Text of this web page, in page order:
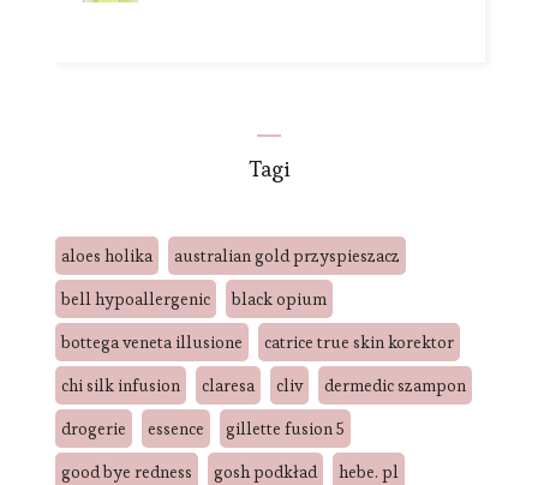
Tagi
aloes holika
australian gold przyspieszacz
bell hypoallergenic
black opium
bottega veneta illusione
catrice true skin korektor
chi silk infusion
claresa cliv
dermedic szampon
drogerie
essence
gillette fusion 5
good bye redness
gosh podkład
hebe. pl